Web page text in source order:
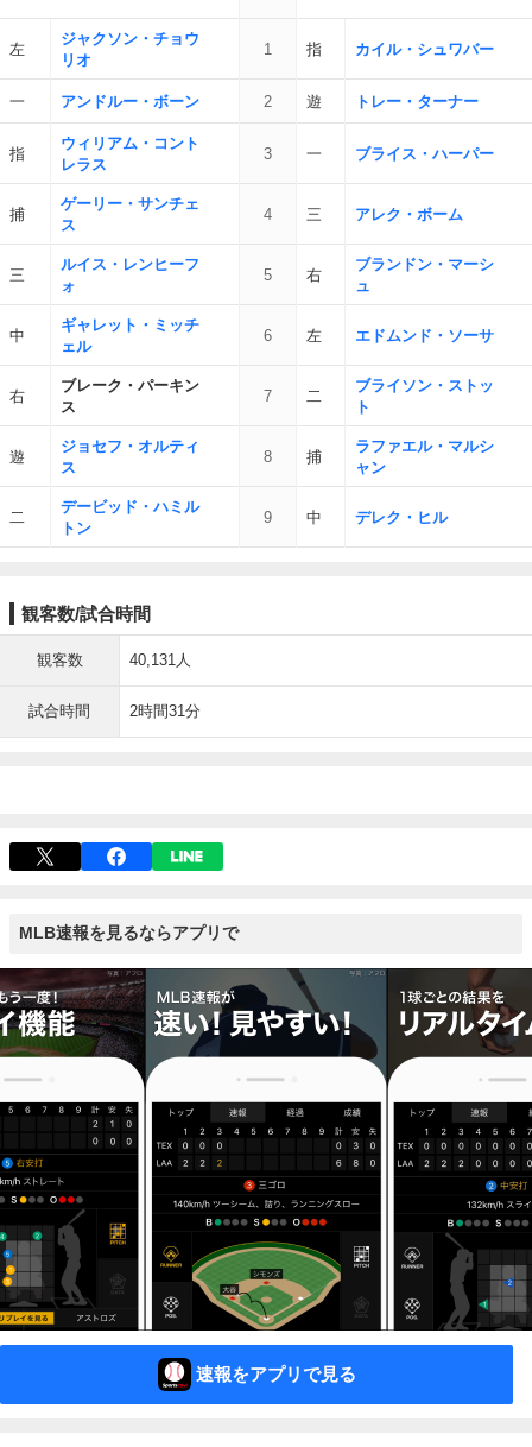
左
ジャクソン・チョウ
リオ
1 指 カイル・シュワバー
一 アンドルー・ボーン 2 遊 トレー・ターナー
指
ウィリアム・コント
レラス
3 一 ブライス・ハーパー
捕
ゲーリー・サンチェ
ス
4 三 アレク・ボーム
三
ルイス・レンヒーフ
ォ
5 右
ブランドン・マーシ
ュ
中
ギャレット・ミッチ
ェル
6 左 エドムンド・ソーサ
右
ブレーク・パーキン
ス
7 二
ブライソン・ストッ
ト
遊
ジョセフ・オルティ
ス
8 捕
ラファエル・マルシ
ャン
二
デービッド・ハミル
トン
9 中 デレク・ヒル
観客数/試合時間
観客数 40,131人
試合時間 2時間31分
MLB速報を見るならアプリで
速報をアプリで見る